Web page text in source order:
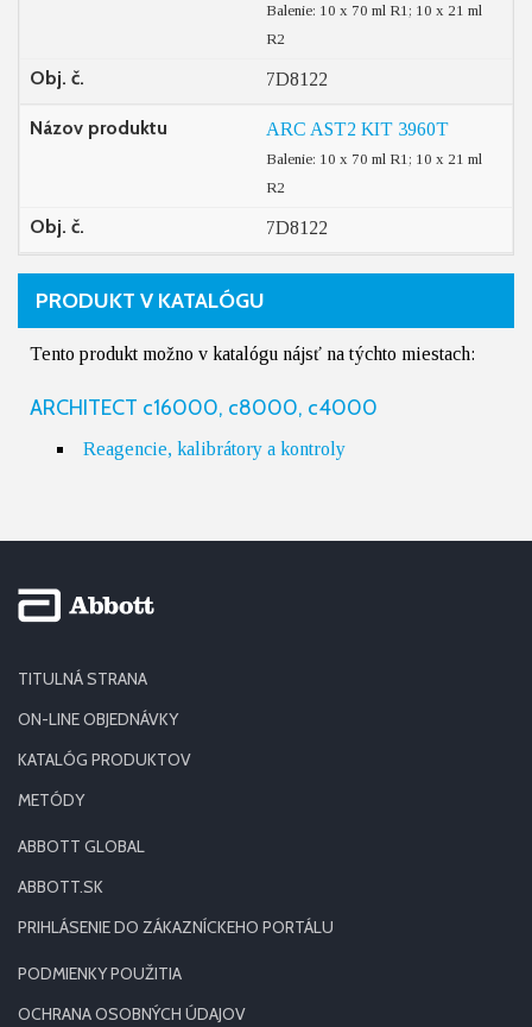
Balenie: 10 x 70 ml R1; 10 x 21 ml
R2
Obj. č. 7D8122
Názov produktu ARC AST2 KIT 3960T
Balenie: 10 x 70 ml R1; 10 x 21 ml
R2
Obj. č. 7D8122
PRODUKT V KATALÓGU
Tento produkt možno v katalógu nájsť na týchto miestach:
ARCHITECT c16000, c8000, c4000
Reagencie, kalibrátory a kontroly
TITULNÁ STRANA
ON-LINE OBJEDNÁVKY
KATALÓG PRODUKTOV
METÓDY
ABBOTT GLOBAL
ABBOTT.SK
PRIHLÁSENIE DO ZÁKAZNÍCKEHO PORTÁLU
PODMIENKY POUŽITIA
OCHRANA OSOBNÝCH ÚDAJOV